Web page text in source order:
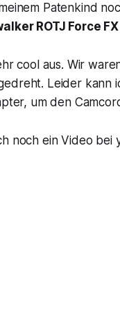
Patenkind
ROTJ Force
cool aus. Wir
Leider kann
um den
noch ein Video bei